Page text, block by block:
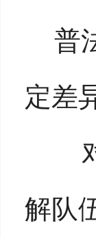
普
定差
解队